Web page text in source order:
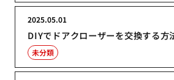
DIYでドアクローザーを交換する方
2025.05.01
未分類